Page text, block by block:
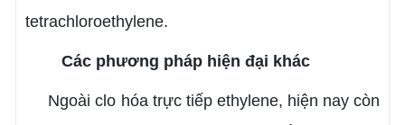
tetrachloroethylene.
Các phương pháp hiện đại khác
Ngoài clo hóa trực tiếp ethylene, hiện nay còn